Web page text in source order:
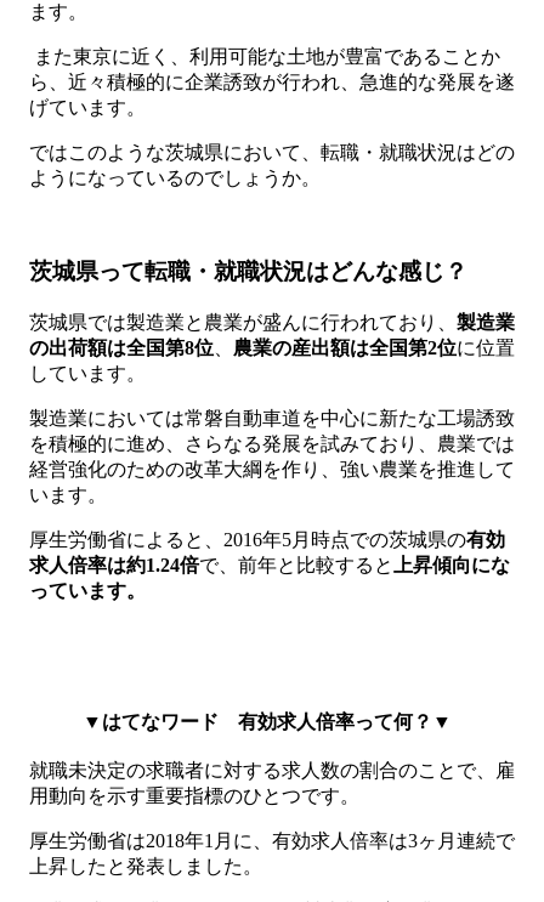
ます。
また東京に近く、利用可能な土地が豊富であることか
ら、近々積極的に企業誘致が行われ、急進的な発展を遂
げています。
ではこのような茨城県において、転職・就職状況はどの
ようになっているのでしょうか。
茨城県って転職・就職状況はどんな感じ？
茨城県では製造業と農業が盛んに行われており、 製造業
の出荷額は全国第8位
農業の産出額は全国第2位に位置
しています。
製造業においては常磐自動車道を中心に新たな工場誘致
を積極的に進め、さらなる発展を試みており、農業では
経営強化のための改革大綱を作り、強い農業を推進して
います。
厚生労働省によると、2016年5月時点での茨城県の有効
求人倍率は約1.24倍で、前年と比較すると
上昇傾向にな
っています。
▼はてなワード 有効求人倍率って何？▼
就職未決定の求職者に対する求人数の割合のことで、雇
用動向を示す重要指標のひとつです。
厚生労働省は2018年1月に、有効求人倍率は3ヶ月連続で
上昇したと発表しました。